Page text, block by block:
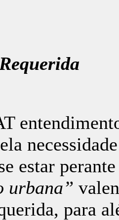
estar
urbana”
para